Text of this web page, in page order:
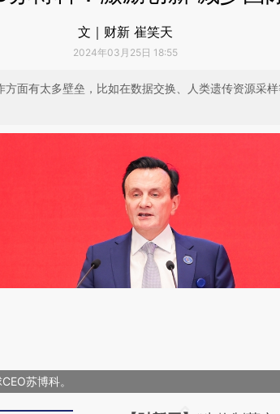
文｜财新 崔笑天
2024年03月25日 18:55
方面有太多壁垒，比如在数据交换、人类遗传资源采
苏博科。